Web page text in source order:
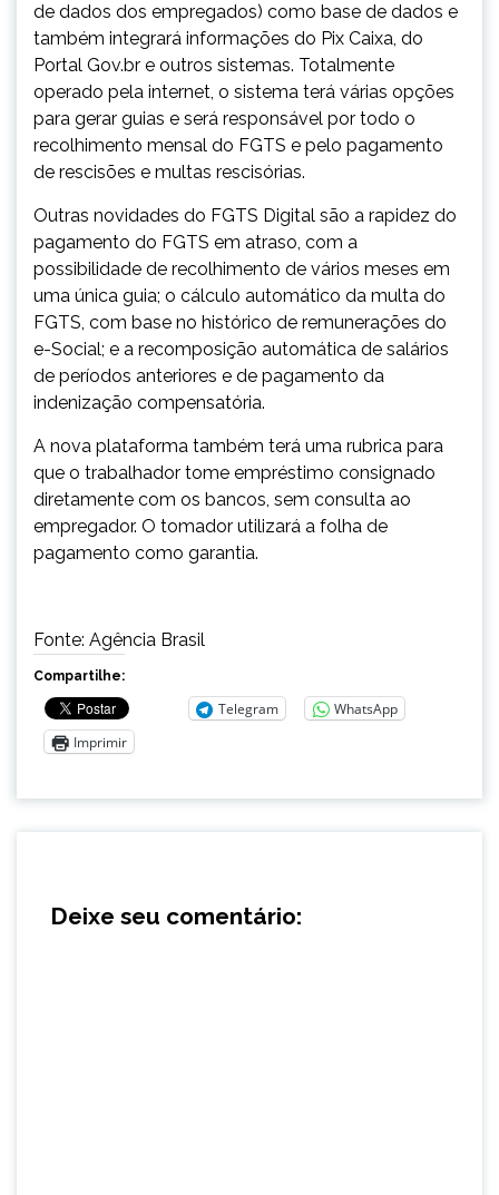
de dados dos empregados) como base de dados e
também integrará informações do Pix Caixa, do
Portal Gov.br e outros sistemas. Totalmente
operado pela internet, o sistema terá várias opções
para gerar guias e será responsável por todo o
recolhimento mensal do FGTS e pelo pagamento
de rescisões e multas rescisórias.
Outras novidades do FGTS Digital são a rapidez do
pagamento do FGTS em atraso, com a
possibilidade de recolhimento de vários meses em
uma única guia; o cálculo automático da multa do
FGTS, com base no histórico de remunerações do
e-Social; e a recomposição automática de salários
de períodos anteriores e de pagamento da
indenização compensatória.
A nova plataforma também terá uma rubrica para
que o trabalhador tome empréstimo consignado
diretamente com os bancos, sem consulta ao
empregador. O tomador utilizará a folha de
pagamento como garantia.
Fonte: Agência Brasil
Compartilhe:
Telegram
WhatsApp
Imprimir
Deixe seu comentário: